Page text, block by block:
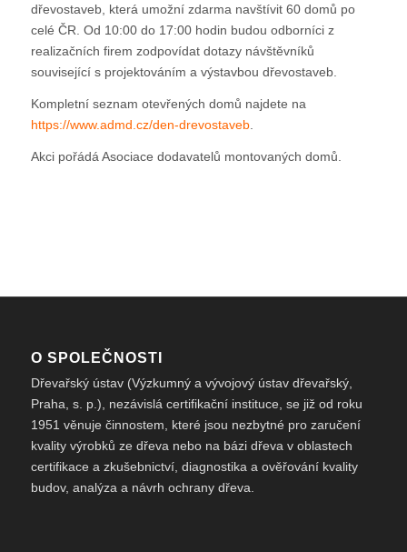
dřevostaveb, která umožní zdarma navštívit 60 domů po
celé ČR. Od 10:00 do 17:00 hodin budou odborníci z
realizačních firem zodpovídat dotazy návštěvníků
související s projektováním a výstavbou dřevostaveb.
Kompletní seznam otevřených domů najdete na
https://www.admd.cz/den-drevostaveb.
Akci pořádá Asociace dodavatelů montovaných domů.
O SPOLEČNOSTI
Dřevařský ústav (Výzkumný a vývojový ústav dřevařský,
Praha, s. p.), nezávislá certifikační instituce, se již od roku
1951 věnuje činnostem, které jsou nezbytné pro zaručení
kvality výrobků ze dřeva nebo na bázi dřeva v oblastech
certifikace a zkušebnictví, diagnostika a ověřování kvality
budov, analýza a návrh ochrany dřeva.